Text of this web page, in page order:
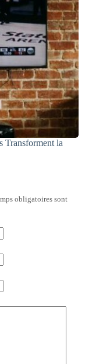
Transforment la
obligatoires sont